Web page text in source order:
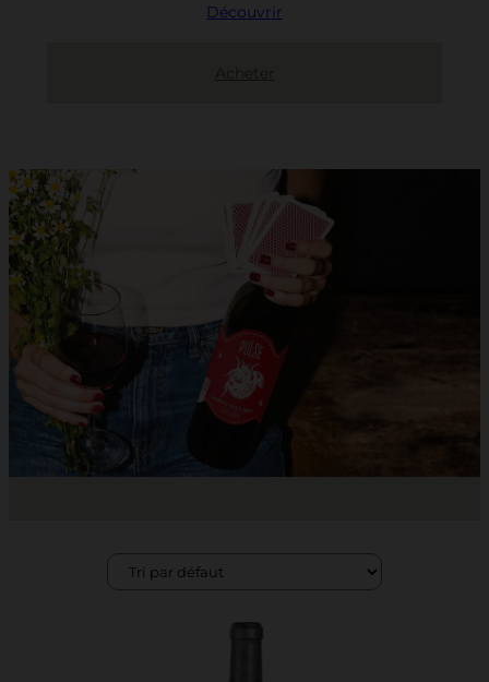
Découvrir